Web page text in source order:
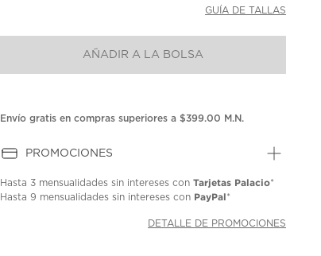
GUÍA DE TALLAS
AÑADIR A LA BOLSA
Envío gratis en compras superiores a $399.00 M.N.
PROMOCIONES
Hasta 3 mensualidades sin intereses conTarjetas Palacio*
Hasta9 mensualidades sin intereses con PayPal*
DETALLE DE PROMOCIONES